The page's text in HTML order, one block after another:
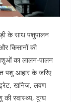
के साथ पशुपालन
किसानों की
का लालन-पालन
पशु आहार के जरिए
खनिज, लवण
की स्वास्थ्य, दुग्ध